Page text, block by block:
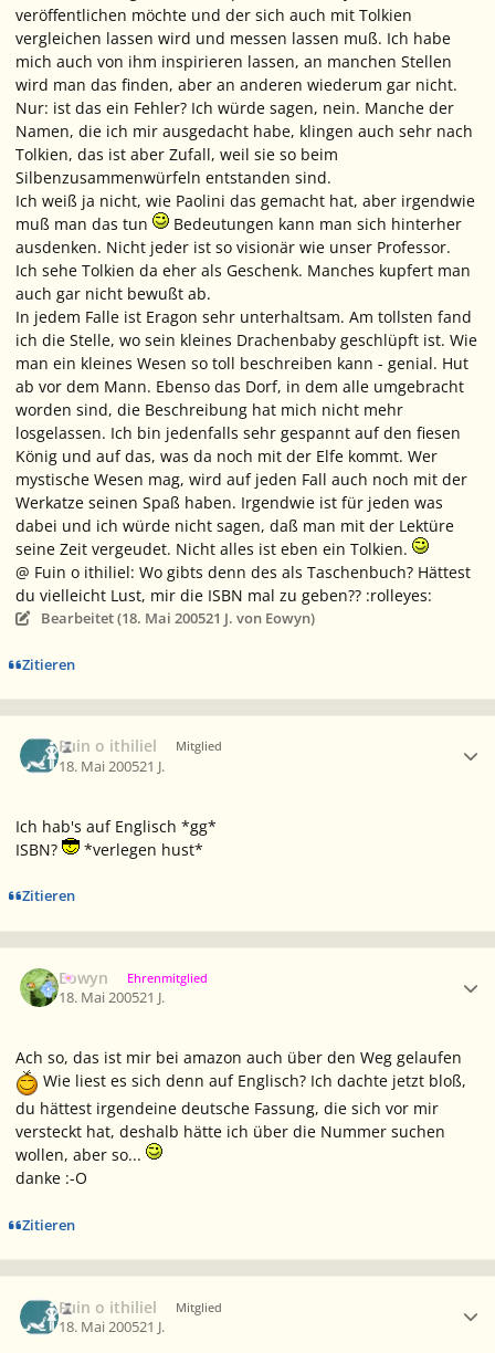
veröffentlichen möchte und der sich auch mit Tolkien
vergleichen lassen wird und messen lassen muß. Ich habe
mich auch von ihm inspirieren lassen, an manchen Stellen
wird man das finden, aber an anderen wiederum gar nicht.
Nur: ist das ein Fehler? Ich würde sagen, nein. Manche der
Namen, die ich mir ausgedacht habe, klingen auch sehr nach
Tolkien, das ist aber Zufall, weil sie so beim
Silbenzusammenwürfeln entstanden sind.
Ich weiß ja nicht, wie Paolini das gemacht hat, aber irgendwie
muß man das tun
Bedeutungen kann man sich hinterher
ausdenken. Nicht jeder ist so visionär wie unser Professor.
Ich sehe Tolkien da eher als Geschenk. Manches kupfert man
auch gar nicht bewußt ab.
In jedem Falle ist Eragon sehr unterhaltsam. Am tollsten fand
ich die Stelle, wo sein kleines Drachenbaby geschlüpft ist. Wie
man ein kleines Wesen so toll beschreiben kann - genial. Hut
ab vor dem Mann. Ebenso das Dorf, in dem alle umgebracht
worden sind, die Beschreibung hat mich nicht mehr
losgelassen. Ich bin jedenfalls sehr gespannt auf den fiesen
König und auf das, was da noch mit der Elfe kommt. Wer
mystische Wesen mag, wird auf jeden Fall auch noch mit der
Werkatze seinen Spaß haben. Irgendwie ist für jeden was
dabei und ich würde nicht sagen, daß man mit der Lektüre
seine Zeit vergeudet. Nicht alles ist eben ein Tolkien.
@ Fuin o ithiliel: Wo gibts denn des als Taschenbuch? Hättest
du vielleicht Lust, mir die ISBN mal zu geben?? :rolleyes:
Bearbeitet (18. Mai 200521 J. von Eowyn)
Zitieren
Fuin o ithiliel Mitglied
18. Mai 200521 J.
Ich hab's auf Englisch *gg*
ISBN?
*verlegen hust*
Zitieren
Eowyn Ehrenmitglied
18. Mai 200521 J.
Ach so, das ist mir bei amazon auch über den Weg gelaufen
Wie liest es sich denn auf Englisch? Ich dachte jetzt bloß,
du hättest irgendeine deutsche Fassung, die sich vor mir
versteckt hat, deshalb hätte ich über die Nummer suchen
wollen, aber so...
danke :-O
Zitieren
Fuin o ithiliel Mitglied
18. Mai 200521 J.